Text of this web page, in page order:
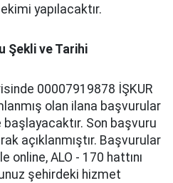
yapılacaktır.
Şekli ve Tarihi
00007919878 İŞKUR
olan ilana başvurular
Son başvuru
açıklanmıştır. Başvurular
online, ALO - 170 hattını
şehirdeki hizmet